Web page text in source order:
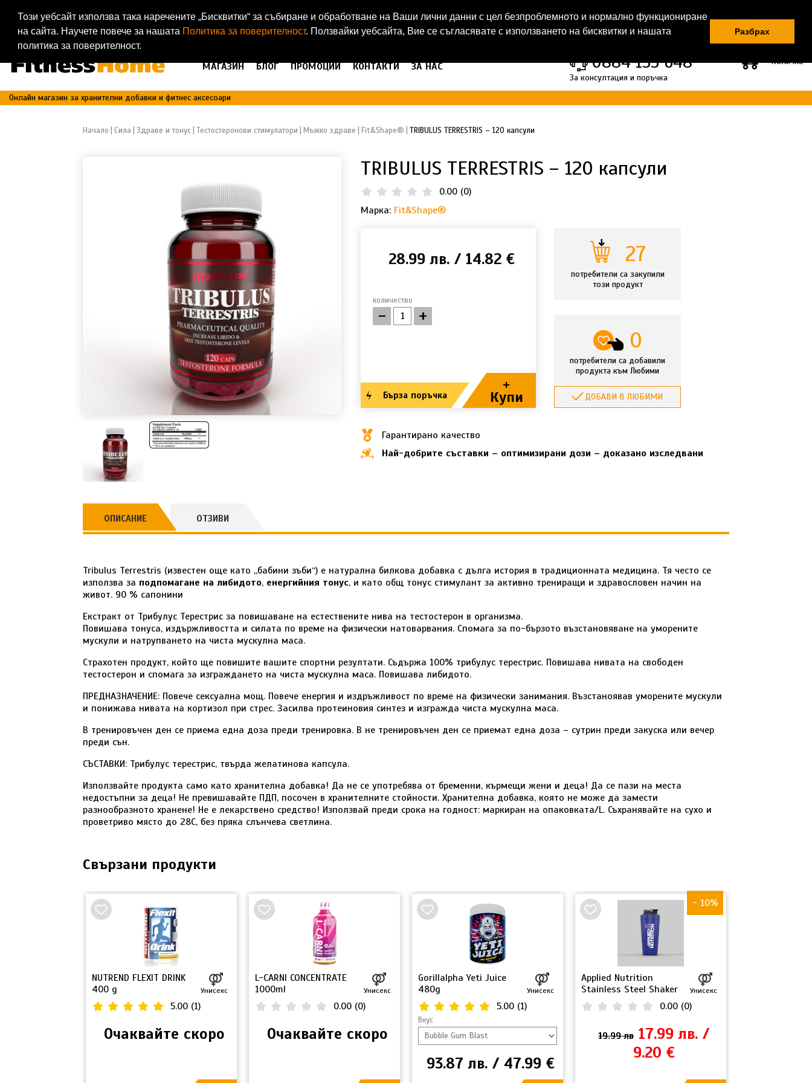
Този уебсайт използва така наречените „Бисквитки“ за събиране и обработване на Ваши лични данни с цел безпроблемното и нормално функциониране
на сайта. Научете повече за нашата Политика за поверителност. Ползвайки уебсайта, Вие се съгласявате с използването на бисквитки и нашата
политика за поверителност.
Разбрах
19203
Доволни клиенти Регистрация | Вход
МАГАЗИН БЛОГ ПРОМОЦИИ КОНТАКТИ ЗА НАС Количка
0884 133 648
За консултация и поръчка
Онлайн магазин за хранителни добавки и фитнес аксесоари
Начало Сила Здраве и тонус Тестостеронови стимулатори Мъжко здраве Fit&Shape® TRIBULUS TERRESTRIS – 120 капсули
TRIBULUS TERRESTRIS – 120 капсули
0.00 (0)
Марка: Fit&Shape®
28.99 лв. / 14.82 €
количество
- +
Бърза поръчка
+
Купи
27
потребители са закупили
този продукт
0
потребители са добавили
продукта към Любими
ДОБАВИ В ЛЮБИМИ
Гарантирано качество
Най-добрите съставки – оптимизирани дози – доказано изследвани
ОПИСАНИЕ ОТЗИВИ
Tribulus Terrestris (известен още като „бабини зъби“) е натурална билкова добавка с дълга история в традиционната медицина. Тя често се
използва за подпомагане на либидото, енергийния тонус, и като общ тонус стимулант за активно трениращи и здравословен начин на
живот. 90 % сапонини
Екстракт от Трибулус Терестрис за повишаване на естествените нива на тестостерон в организма.
Повишава тонуса, издържливостта и силата по време на физически натоварвания. Спомага за по-бързото възстановяване на уморените
мускули и натрупването на чиста мускулна маса.
Страхотен продукт, който ще повишите вашите спортни резултати. Съдържа 100% трибулус терестрис. Повишава нивата на свободен
тестостерон и спомага за изграждането на чиста мускулна маса. Повишава либидото.
ПРЕДНАЗНАЧЕНИЕ: Повече сексуална мощ. Повече енергия и издръжливост по време на физически занимания. Възстаноявав уморените мускули
и понижава нивата на кортизол при стрес. Засилва протеиновия синтез и изгражда чиста мускулна маса.
В тренировъчен ден се приема една доза преди тренировка. В не тренировъчен ден се приемат една доза – сутрин преди закуска или вечер
преди сън.
СЪСТАВКИ: Трибулус терестрис, твърда желатинова капсула.
Използвайте продукта само като хранителна добавка! Да не се употребява от бременни, кърмещи жени и деца! Да се пази на места
недостъпни за деца! Не превишавайте ПДП, посочен в хранителните стойности. Хранителна добавка, която не може да замести
разнообразното хранене! Не е лекарствено средство! Използвай преди срока на годност: маркиран на опаковката/L. Съхранявайте на сухо и
проветриво място до 28С, без пряка слънчева светлина.
Свързани продукти
NUTREND FLEXIT DRINK
400 g
Унисекс
5.00 (1)
Очаквайте скоро
L-CARNI CONCENTRATE
1000ml
Унисекс
0.00 (0)
Очаквайте скоро
Gorillalpha Yeti Juice
480g
Унисекс
5.00 (1)
Вкус
93.87 лв. / 47.99 €
НОВО
- 10%
Applied Nutrition
Stainless Steel Shaker
Blue
Унисекс
0.00 (0)
19.99 лв 17.99 лв. /
9.20 €